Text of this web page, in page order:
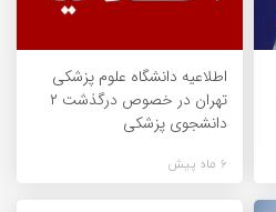
اطلاعیه دانشگاه علوم پزشکی
تهران در خصوص درگذشت ۲
دانشجوی پزشکی
6 ماه پیش